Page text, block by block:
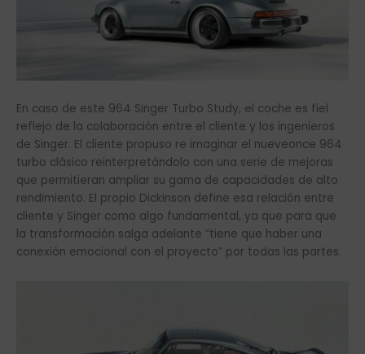
En caso de este 964 Singer Turbo Study, el coche es fiel
reflejo de la colaboración entre el cliente y los ingenieros
de Singer. El cliente propuso re imaginar el nueveonce 964
turbo clásico reinterpretándolo con una serie de mejoras
que permitieran ampliar su gama de capacidades de alto
rendimiento. El propio Dickinson define esa relación entre
cliente y Singer como algo fundamental, ya que para que
la transformación salga adelante “tiene que haber una
conexión emocional con el proyecto” por todas las partes.